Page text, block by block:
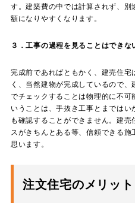
す。建築費の中では計算されず、
額になりやすくなります。
３．工事の過程を見ることはできな
完成前であればともかく、建売住
く、当然建物が完成しているので
でチェックすることは物理的に不
いうことは、手抜き工事とまでは
も確認することができません。建
スがきちんとある等、信頼できる
思います。
注文住宅のメリッ